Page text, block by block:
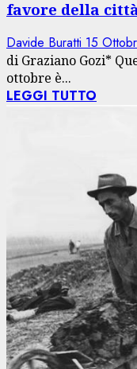
favore della
Davide Buratti 15
di Graziano Gozi*
ottobre è...
LEGGI TUTTO